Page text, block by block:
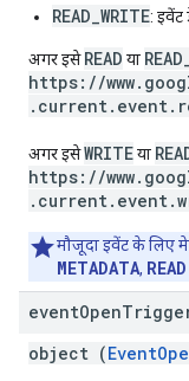
READ_WRITE: इवेंट
अगर इसेREAD या
https://
अगर इसेWRITEया
https://
मौजूदा इवेंट के लिए
METADATA, READ
eventOpen
object (